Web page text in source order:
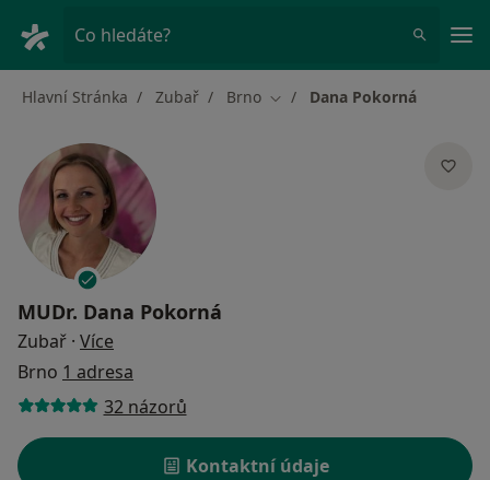
Co hledáte?
Hlavní Stránka Zubař Brno Změna města
Dana Pokorná
MUDr. Dana Pokorná
Zubař · Více
Brno 1 adresa
32 názorů
Kontaktní údaje